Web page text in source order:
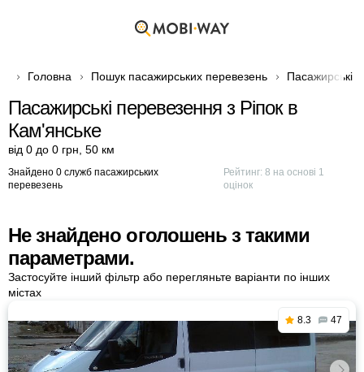
Головна Пошук пасажирських перевезень Пасажирські
Пасажирські перевезення з Ріпок в
Кам'янське
від 0 до 0 грн 50 км
Знайдено 0 служб пасажирських
перевезень
Рейтинг:8 на основі 1
оцінок
Не знайдено оголошень з такими
параметрами.
Застосуйте інший фільтр або перегляньте варіанти по інших
містах
8.3 47